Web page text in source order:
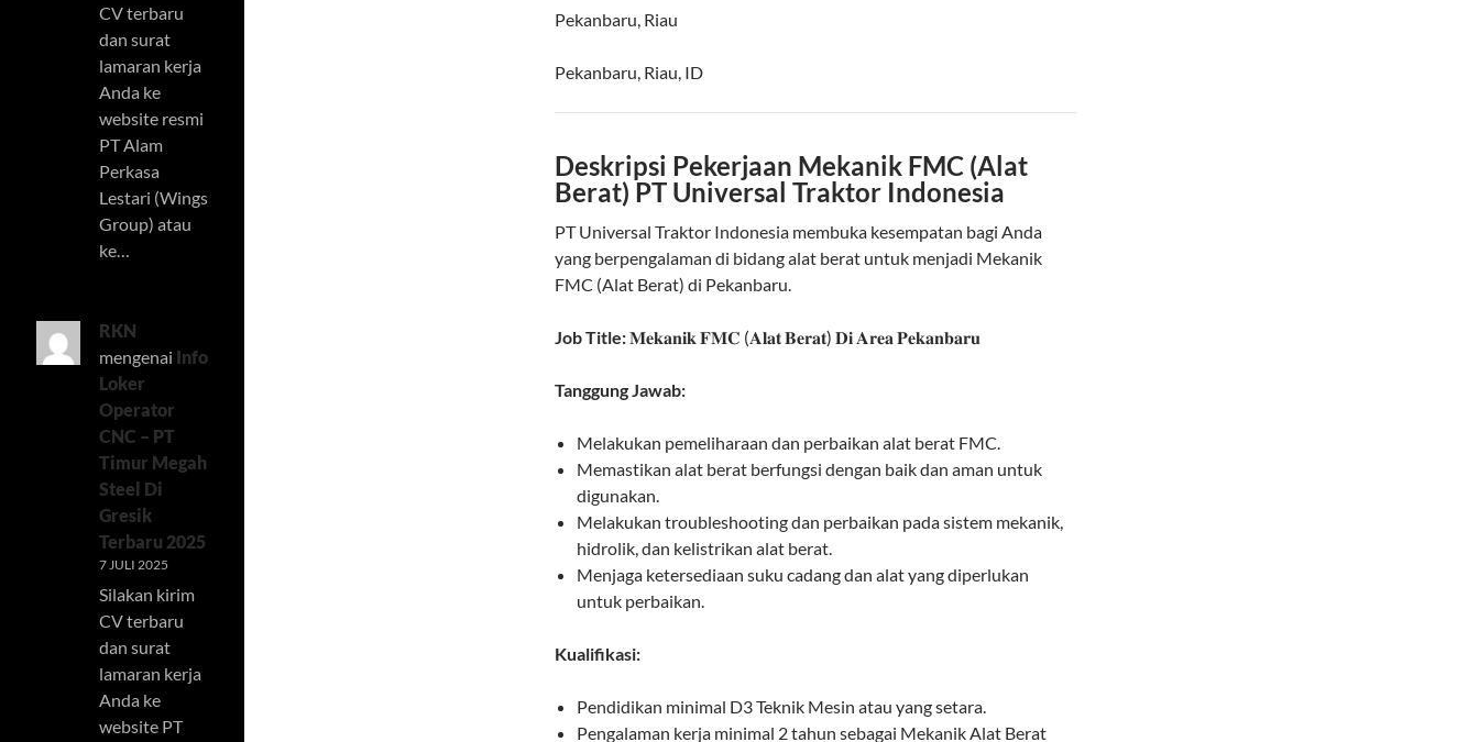
Pekanbaru, Riau
Pekanbaru, Riau, ID
Deskripsi Pekerjaan Mekanik FMC (Alat
Berat) PT Universal Traktor Indonesia
PT Universal Traktor Indonesia membuka kesempatan bagi Anda
yang berpengalaman di bidang alat berat untuk menjadi Mekanik
FMC (Alat Berat) di Pekanbaru.
Job Title:𝐌𝐞𝐤𝐚𝐧𝐢𝐤 𝐅𝐌𝐂 (𝐀𝐥𝐚𝐭 𝐁𝐞𝐫𝐚𝐭) 𝐃𝐢 𝐀𝐫𝐞𝐚 𝐏𝐞𝐤𝐚𝐧𝐛𝐚𝐫𝐮
Tanggung Jawab:
Melakukan pemeliharaan dan perbaikan alat berat FMC.
Memastikan alat berat berfungsi dengan baik dan aman untuk
digunakan.
Melakukan troubleshooting dan perbaikan pada sistem mekanik,
hidrolik, dan kelistrikan alat berat.
Menjaga ketersediaan suku cadang dan alat yang diperlukan
untuk perbaikan.
Kualifikasi:
Pendidikan minimal D3 Teknik Mesin atau yang setara.
Pengalaman kerja minimal 2 tahun sebagai Mekanik Alat Berat
CV terbaru
dan surat
lamaran kerja
Anda ke
website resmi
PT Alam
Perkasa
Lestari (Wings
Group) atau
ke…
RKN
mengenai Info
Loker
Operator
CNC – PT
Timur Megah
Steel Di
Gresik
Terbaru 2025
7 JULI 2025
Silakan kirim
CV terbaru
dan surat
lamaran kerja
Anda ke
website PT